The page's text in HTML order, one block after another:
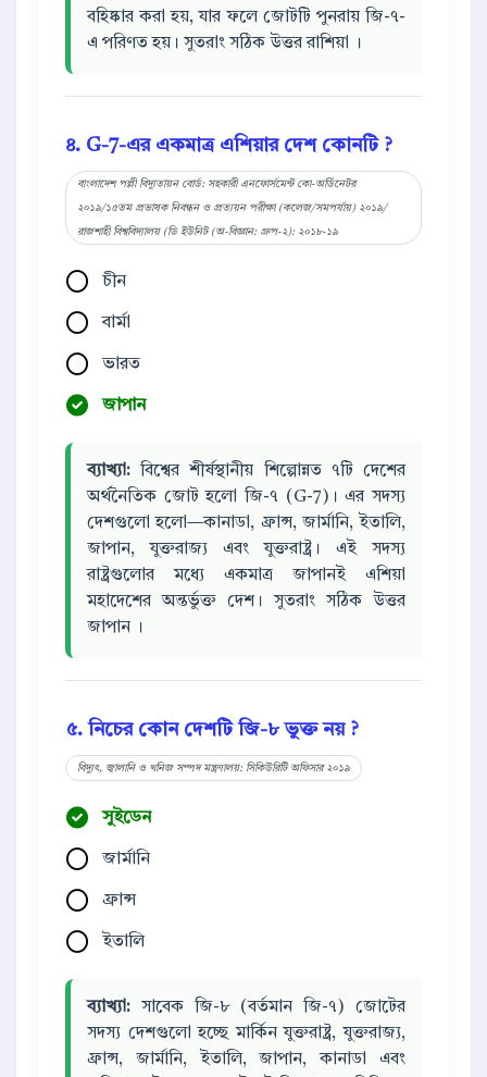
বহিষ্কার করা হয়, যার ফলে জোটটি পুনরায় জি-৭-
এ পরিণত হয়। সুতরাং সঠিক উত্তর রাশিয়া ।
৪. G-7-এর একমাত্র এশিয়ার দেশ কোনটি ?
বাংলাদেশ পল্লী বিদ্যুতায়ন বোর্ড: সহকারী এনফোর্সমেন্ট কো-অর্ডিনেটর
২০১৯/১৫তম প্রভাষক নিবন্ধন ও প্রত্যয়ন পরীক্ষা (কলেজ/সমপর্যায়) ২০১৯/
রাজশাহী বিশ্ববিদ্যালয় (ডি ইউনিট (অ-বিজ্ঞান: গ্রুপ-২): ২০১৮-১৯
চীন
বার্মা
ভারত
জাপান
ব্যাখ্যা: বিশ্বের শীর্ষস্থানীয় শিল্পোন্নত ৭টি দেশের
অর্থনৈতিক জোট হলো জি-৭ (G-7)। এর সদস্য
দেশগুলো হলো—কানাডা, ফ্রান্স, জার্মানি, ইতালি,
জাপান, যুক্তরাজ্য এবং যুক্তরাষ্ট্র। এই সদস্য
রাষ্ট্রগুলোর মধ্যে একমাত্র জাপানই এশিয়া
মহাদেশের অন্তর্ভুক্ত দেশ। সুতরাং সঠিক উত্তর
জাপান ।
৫. নিচের কোন দেশটি জি-৮ ভুক্ত নয় ?
বিদ্যুৎ, জ্বালানি ও খনিজ সম্পদ মন্ত্রণালয়: সিকিউরিটি অফিসার ২০১৯
সুইডেন
জার্মানি
ফ্রান্স
ইতালি
ব্যাখ্যা: সাবেক জি-৮ (বর্তমান জি-৭) জোটের
সদস্য দেশগুলো হচ্ছে মার্কিন যুক্তরাষ্ট্র, যুক্তরাজ্য,
ফ্রান্স, জার্মানি, ইতালি, জাপান, কানাডা এবং